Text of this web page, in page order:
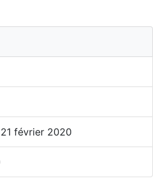
février 2020